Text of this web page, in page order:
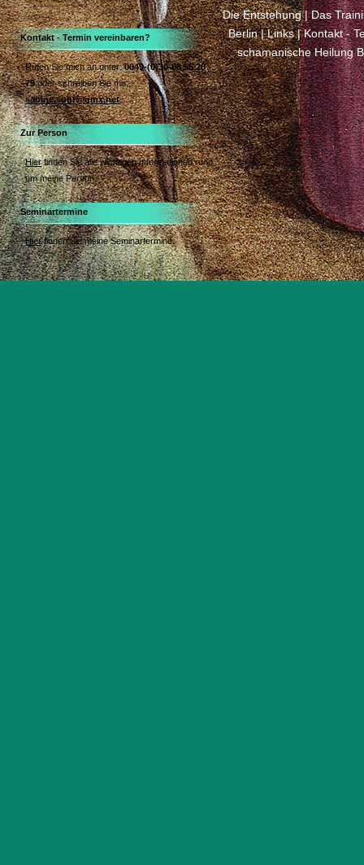
erreichen. In den Seminaren
jeweiligen Seminar richtet sich
Arbeit in Berlin – das
meinem Kontaktformular.
Seminare zur Esoterik Arbeit
Sollten Sie noch Fragen zur
mich auch telefonisch
Interesse und Ihre Anfrage.
Kontakt - Termin vereinbaren?
Rufen Sie mich an unter:0049-(0)30-88 55 20
79oder schreiben Sie mir:
sabine.suhr@gmx.net
Zur Person
Hierfinden Sie alle wichtigen Informationen rund
um meine Person.
Seminartermine
Hierfinden Sie meine Seminartermine.
Die Entstehung|Das
Berlin|Links|Kontakt -
schamanische Heilung